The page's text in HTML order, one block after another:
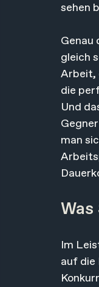
sehen
Genau
gleich
Arbeit,
die
Und
man
Im
auf die